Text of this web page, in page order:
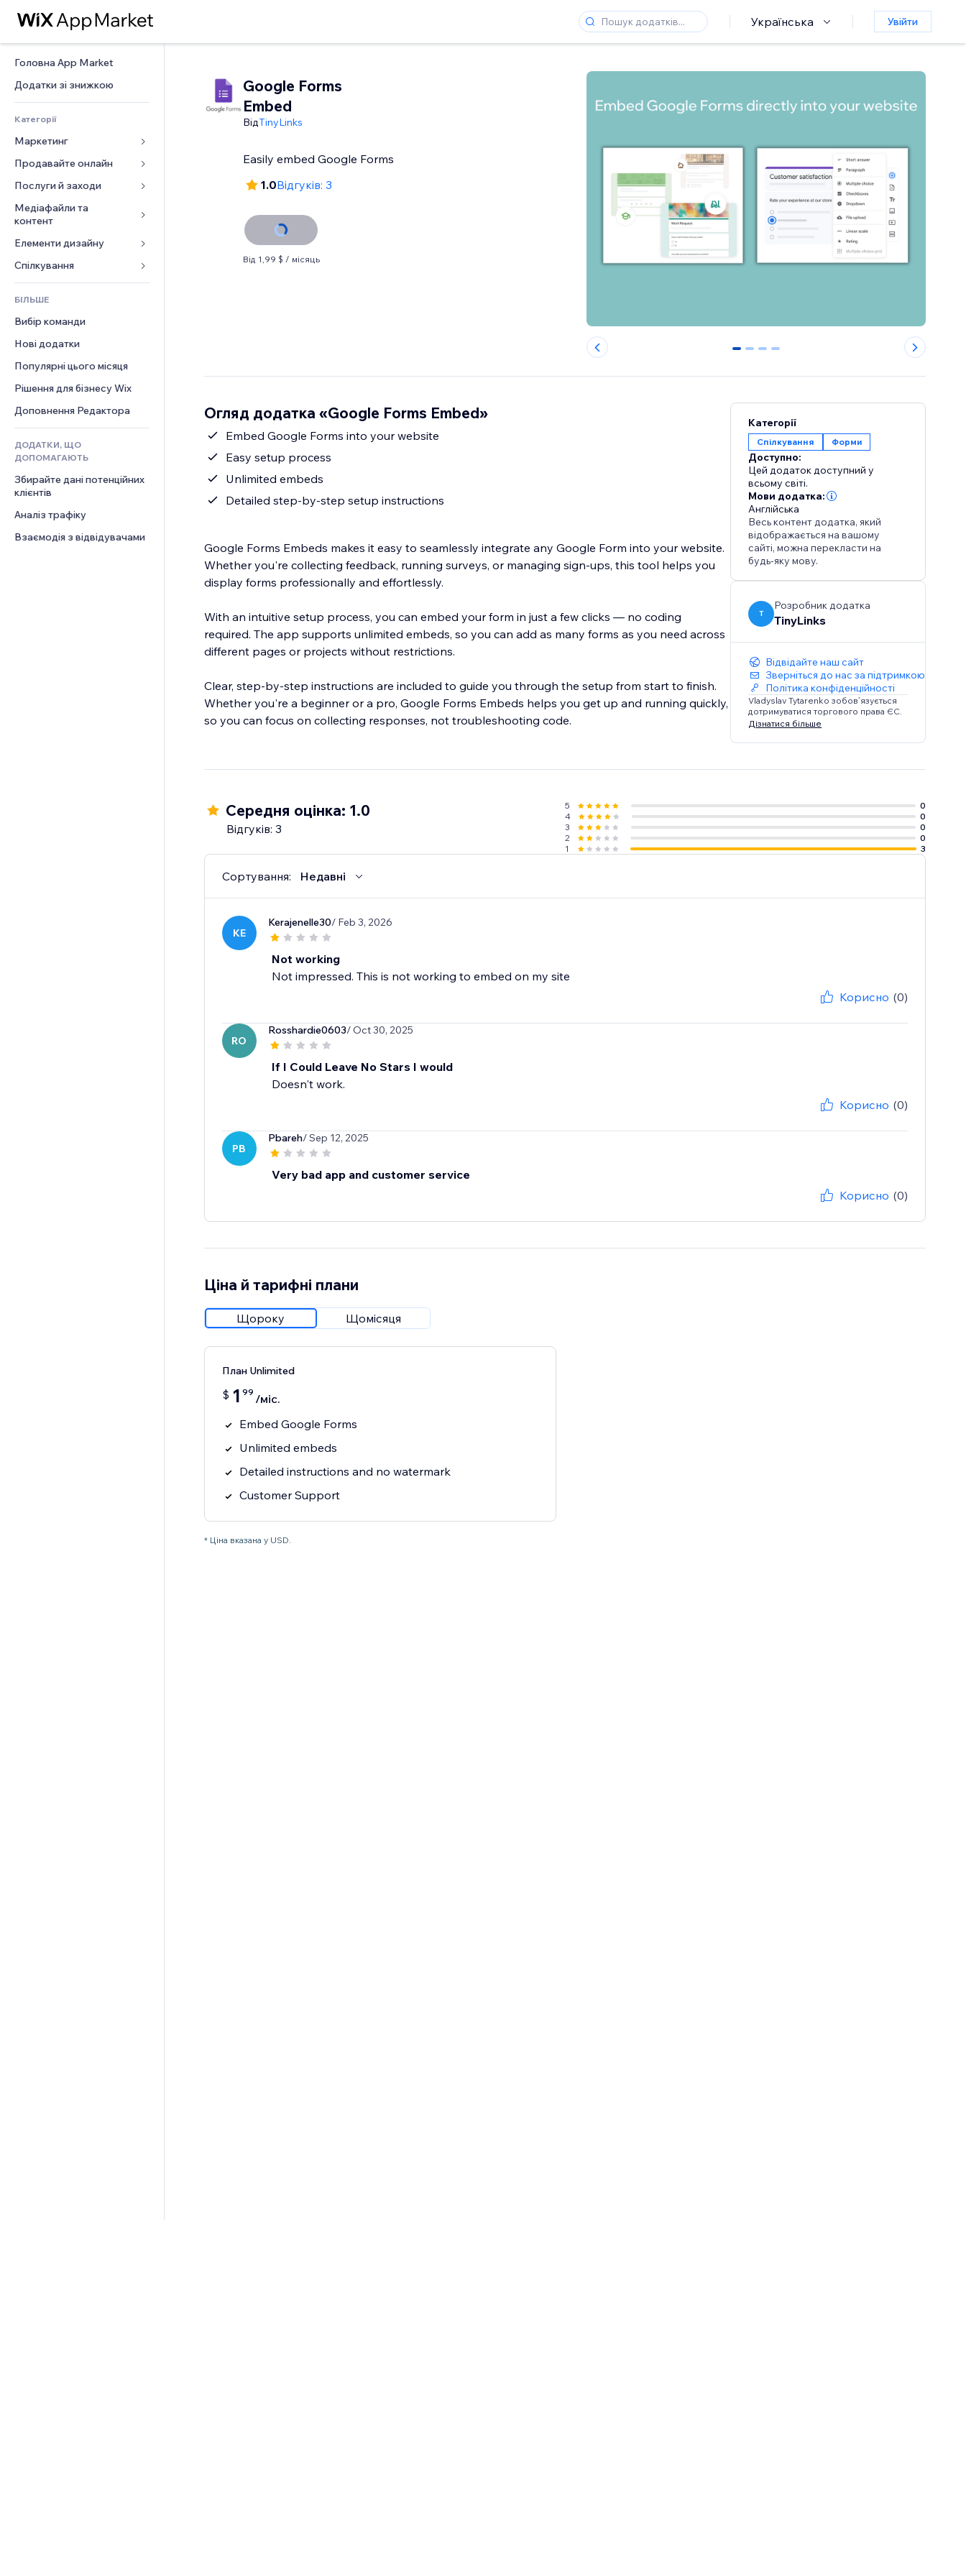
Українська Увійти
Головна App Market
Додатки зі знижкою
Категорії
Маркетинг
Реклама
Мобільний
Аналітика
Соцмережі
SEO
Залучення
Розміщення сайту
Ел. пошта
Конверсія
Продавайте онлайн
Додатки для магазинів
Надсилання та доставка
Кнопки продажу
Онлайн‑курси
Друк на замовлення
Бухгалтерський облік
Купони й лояльність
Рішення для складів
Дропшипінг
Тарифні плани й підписки
Краудфандинг
Їжа та напої
Послуги й заходи
Готелі
Заходи
Ресторани
Нерухомість
Медіафайли та
контент
Галерея
Музика
Подкасти
Фотографія
Відео
PDF
Обмін файлами
Новини
Елементи дизайну
Карти й навігація
Конфіденційність і безпека
Годинник
Шаблони сторінок
Ефекти зображення
Кнопки та меню
Банери та бейджі
Калькулятори
Пошук
Погода
Графіки й таблиці
Форми
Опитування
Чат
Коментарі
Телефон
Спільнота
Відгуки
CRM
БІЛЬШЕ
Вибір команди
Нові додатки
Популярні цього місяця
Рішення для бізнесу Wix
Доповнення Редактора
ДОДАТКИ, ЩО
ДОПОМАГАЮТЬ
Збирайте дані потенційних
клієнтів
Аналіз трафіку
Взаємодія з відвідувачами
Google Forms
Embed
ВідTinyLinks
Easily embed Google Forms
1.0Відгуків: 3
Від 1,99 $ / місяць
0 1 2 3
Огляд додатка «Google Forms Embed»
Embed Google Forms into your website
Easy setup process
Unlimited embeds
Detailed step-by-step setup instructions
Google Forms Embeds makes it easy to seamlessly integrate any Google Form into your website.
Whether you're collecting feedback, running surveys, or managing sign-ups, this tool helps you
display forms professionally and effortlessly.
With an intuitive setup process, you can embed your form in just a few clicks — no coding
required. The app supports unlimited embeds, so you can add as many forms as you need across
different pages or projects without restrictions.
Clear, step-by-step instructions are included to guide you through the setup from start to finish.
Whether you're a beginner or a pro, Google Forms Embeds helps you get up and running quickly,
so you can focus on collecting responses, not troubleshooting code.
Категорії
Спілкування Форми
Доступно:
Цей додаток доступний у
всьому світі.
Мови додатка:
Англійська
Весь контент додатка, який
відображається на вашому
сайті, можна перекласти на
будь-яку мову.
T
Розробник додатка
TinyLinks
Відвідайте наш сайт
Зверніться до нас за підтримкою
Політика конфіденційності
Vladyslav Tytarenko зобов’язується
дотримуватися торгового права ЄС.
Дізнатися більше
Середня оцінка: 1.0
Відгуків: 3
5
0
4
0
3
0
2
0
1
3
Сортування: Недавні
KE
Kerajenelle30/ Feb 3, 2026
Not working
Not impressed. This is not working to embed on my site
Корисно (0)
RO
Rosshardie0603/ Oct 30, 2025
If I Could Leave No Stars I would
Doesn't work.
Корисно (0)
PB
Pbareh/ Sep 12, 2025
Very bad app and customer service
Корисно (0)
Ціна й тарифні плани
Щороку Щомісяця
План Unlimited
$ 1 99 /міс.
Embed Google Forms
Unlimited embeds
Detailed instructions and no watermark
Customer Support
* Ціна вказана у USD.